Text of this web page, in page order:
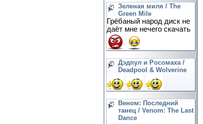
Зеленая миля / The
Green Mile
Грёбаный народ диск не
даёт мне нечего скачать
Дэдпул и Росомаха /
Deadpool & Wolverine
Веном: Последний
танец / Venom: The Last
Dance